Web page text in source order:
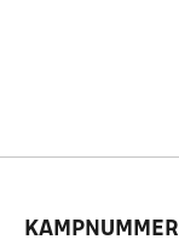
KAMPNUMMER